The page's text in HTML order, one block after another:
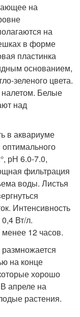
на
на
в форме
пластинка
основанием,
зеленого цвета.
налетом. Белые
над
в аквариуме
рН 6.0-7.0,
фильтрация
воды. Листья
Интенсивность
Вт/л.
12 часов.
на конце
хорошо
апреле на
растения.